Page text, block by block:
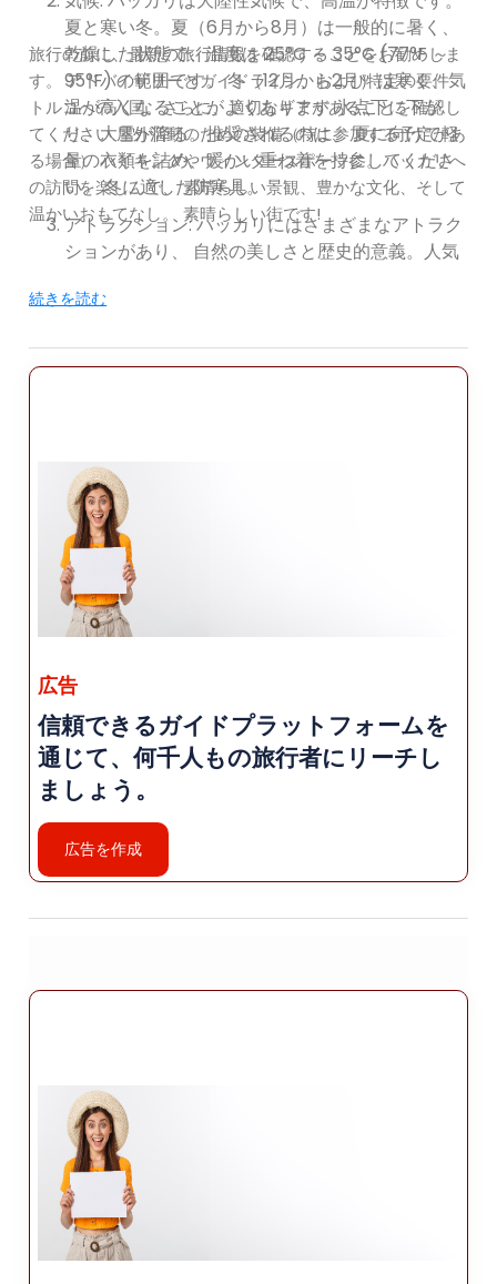
夏と寒い冬。夏（6月から8月）は一般的に暑く、
乾燥した状態で、温度は 25°C ～ 35°C (77°F ～
95°F) の範囲です。 冬（12月から2月）は寒く、気
温が高くなることがよくあります 氷点下に下が
り、大雪が降る。推奨されるのは、 夏に向けて軽
量の衣類を詰め、暖かい重ね着を持参してくださ
い。 冬に適した防寒具。
アトラクション: ハッカリにはさまざまなアトラク
ションがあり、 自然の美しさと歴史的意義。人気
スファン山: 荘厳な火山、スファン山を発見 八狩の
美しさを見せてくれます ハイキング、トレッキン
索しましょう。 タウラス山脈。これらの山はアウ
トドアに最適です ハイキング、キャンプ、自然写
真撮影などのアクティビティ。
イシャク パシャ橋: 歴史的なイシャク パシャ橋を
訪れてください。 ゲヴァシュ村の近く。この石橋
はオスマン帝国時代に遡ります。 ムラット川にま
たがるこの地域の豊かな証拠です。 建築遺産。
ハサンケイフ: ハッカリ自体ではありませんが、古
代都市への訪問 ハサンケイフを強くお勧めしま
す。隣のバットマンにあります ハサンケイフ州に
は、歴史的な素晴らしい洞窟住居が残っていま
す。 遺跡と象徴的なハサンケイフ城。
アウトドア アクティビティ: ハッカリはアウトドア
愛好家にとっての楽園です。 息を呑むような自然
ハイキングとトレッキング: 美しい小道や山を探索
ずの自然の美しさに浸ってください。
スキー: 冬の間に八狩を訪れると、 メルガ ブタン
スキー リゾートでスキーやスノーボードを楽しみ
ましょう。この人気の ウィンター スポーツの目的
地には、あらゆるレベルに適したゲレンデがあ
り、 レンタル用品やスキー スクールもあります。
旅行の前に、最新の旅行情報を確認することをお勧めしま
す。 アドバイザリーとガイドライン、および特定の要件
トルコへの入国。さらに、適切なギアがあることを確認し
てください 屋外活動のための装備（特に参加する予定があ
る場合） ハイキングやウィンタースポーツに。ハッカリへ
の訪問を楽しんで、 素晴らしい景観、豊かな文化、そして
温かいおもてなし。 素晴らしい街です!
続きを読む
広告
信頼できるガイドプラットフォームを
通じて、何千人もの旅行者にリーチし
ましょう。
広告を作成